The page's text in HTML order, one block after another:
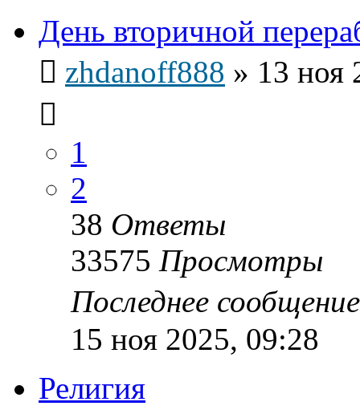
День вторичной
zhdanoff888 » 13 ноя
1
2
38 Ответы
33575 Просмотры
Последнее
15 ноя 2025, 09:28
Религия